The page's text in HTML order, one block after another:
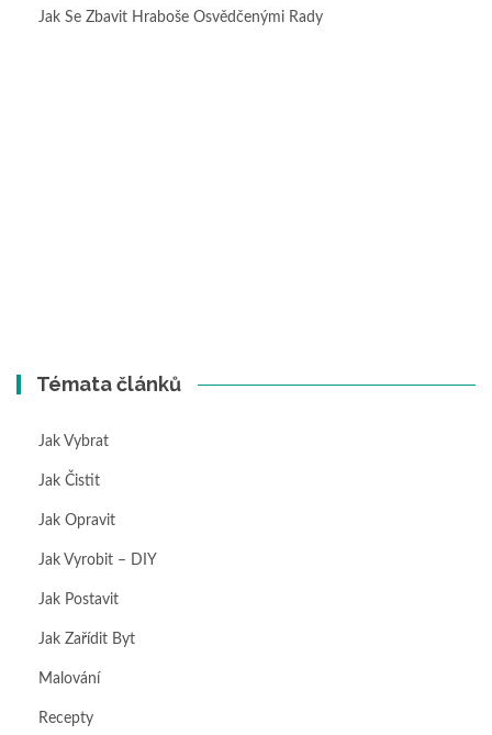
Jak Se Zbavit Hraboše Osvědčenými Rady
Témata článků
Jak Vybrat
Jak Čistit
Jak Opravit
Jak Vyrobit – DIY
Jak Postavit
Jak Zařídit Byt
Malování
Recepty